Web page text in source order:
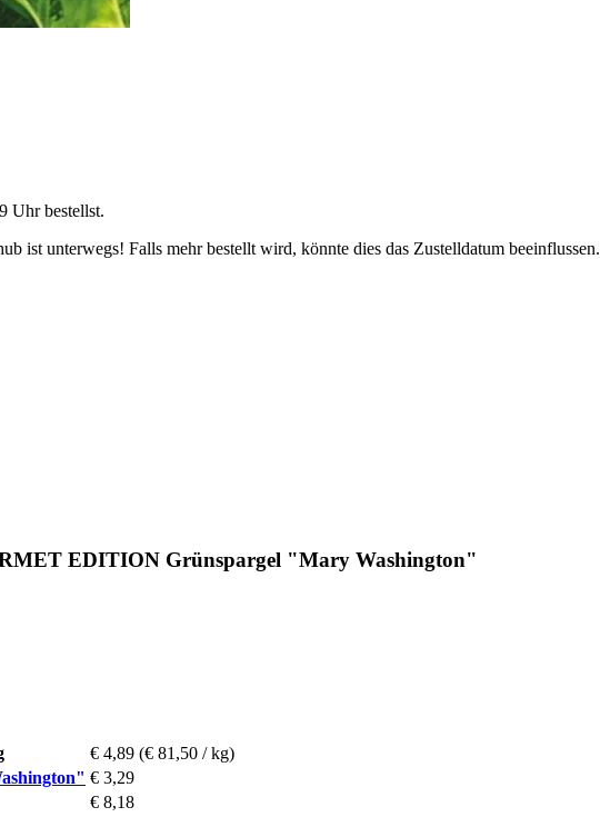
Uhrbestellst.
ist unterwegs! Falls mehr bestellt wird, könnte dies das Zustelldatum beeinflussen.
EDITION Grünspargel "Mary Washington"
€ 4,89 (€ 81,50 / kg)
€ 3,29
€ 8,18